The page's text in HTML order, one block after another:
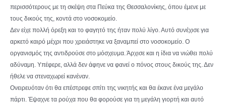
περισσότερους με τη σκέψη στα Πεύκα της Θεσσαλονίκης, όπου έμενε με
τους δικούς της, κοντά στο νοσοκομείο.
Δεν είχε πολλή όρεξη και το φαγητό της ήταν πολύ λίγο. Αυτό συνέχισε για
αρκετό καιρό μέχρι που χρειάστηκε να ξαναμπεί στο νοσοκομείο. Ο
οργανισμός της αντιδρούσε στο μόσχευμα. Άρχισε και η ίδια να νιώθει πολύ
αδύναμη. Υπέφερε, αλλά δεν άφηνε να φανεί ο πόνος στους δικούς της. Δεν
ήθελε να στεναχωρεί κανέναν.
Ονειρευόταν ότι θα επέστρεφε σπίτι της νικητής και θα έκανε ένα μεγάλο
πάρτι. Έψαχνε τα ρούχα που θα φορούσε για τη μεγάλη γιορτή και αυτό